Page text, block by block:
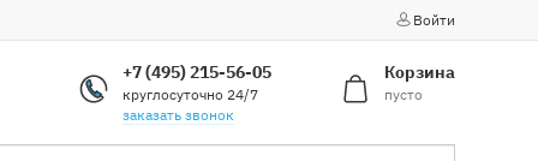
Войти
+7 (495) 215-56-05
круглосуточно 24/7
заказать звонок
Корзина
пусто